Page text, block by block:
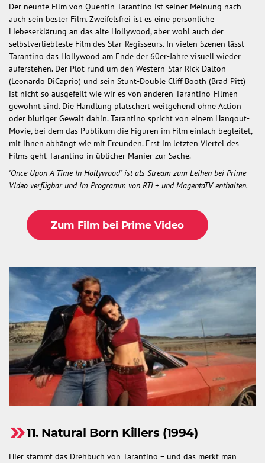
Der neunte Film von Quentin Tarantino ist seiner Meinung nach
auch sein bester Film. Zweifelsfrei ist es eine persönliche
Liebeserklärung an das alte Hollywood, aber wohl auch der
selbstverliebteste Film des Star-Regisseurs. In vielen Szenen lässt
Tarantino das Hollywood am Ende der 60er-Jahre visuell wieder
auferstehen. Der Plot rund um den Western-Star Rick Dalton
(Leonardo DiCaprio) und sein Stunt-Double Cliff Booth (Brad Pitt)
ist nicht so ausgefeilt wie wir es von anderen Tarantino-Filmen
gewohnt sind. Die Handlung plätschert weitgehend ohne Action
oder blutiger Gewalt dahin. Tarantino spricht von einem Hangout-
Movie, bei dem das Publikum die Figuren im Film einfach begleitet,
mit ihnen abhängt wie mit Freunden. Erst im letzten Viertel des
Films geht Tarantino in üblicher Manier zur Sache.
"Once Upon A Time In Hollywood" ist als Stream zum Leihen bei Prime
Video verfügbar und im Programm von RTL+ und MagentaTV enthalten.
Zum Film bei Prime Video
11. Natural Born Killers (1994)
Hier stammt das Drehbuch von Tarantino – und das merkt man